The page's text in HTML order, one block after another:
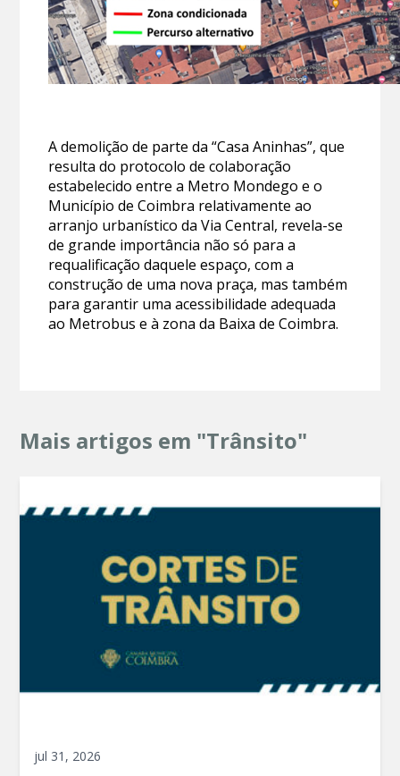
A demolição de parte da “Casa Aninhas”, que
resulta do protocolo de colaboração
estabelecido entre a Metro Mondego e o
Município de Coimbra relativamente ao
arranjo urbanístico da Via Central, revela-se
de grande importância não só para a
requalificação daquele espaço, com a
construção de uma nova praça, mas também
para garantir uma acessibilidade adequada
ao Metrobus e à zona da Baixa de Coimbra.
Mais artigos em "Trânsito"
jul 31, 2026